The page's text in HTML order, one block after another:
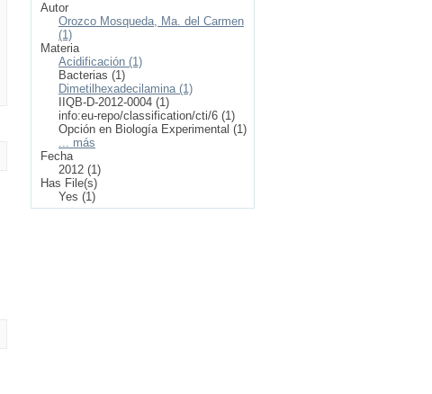
Autor
Orozco Mosqueda, Ma. del Carmen
(1)
Materia
Acidificación (1)
Bacterias (1)
Dimetilhexadecilamina (1)
IIQB-D-2012-0004 (1)
info:eu-repo/classification/cti/6 (1)
Opción en Biología Experimental (1)
... más
Fecha
2012 (1)
Has File(s)
Yes (1)